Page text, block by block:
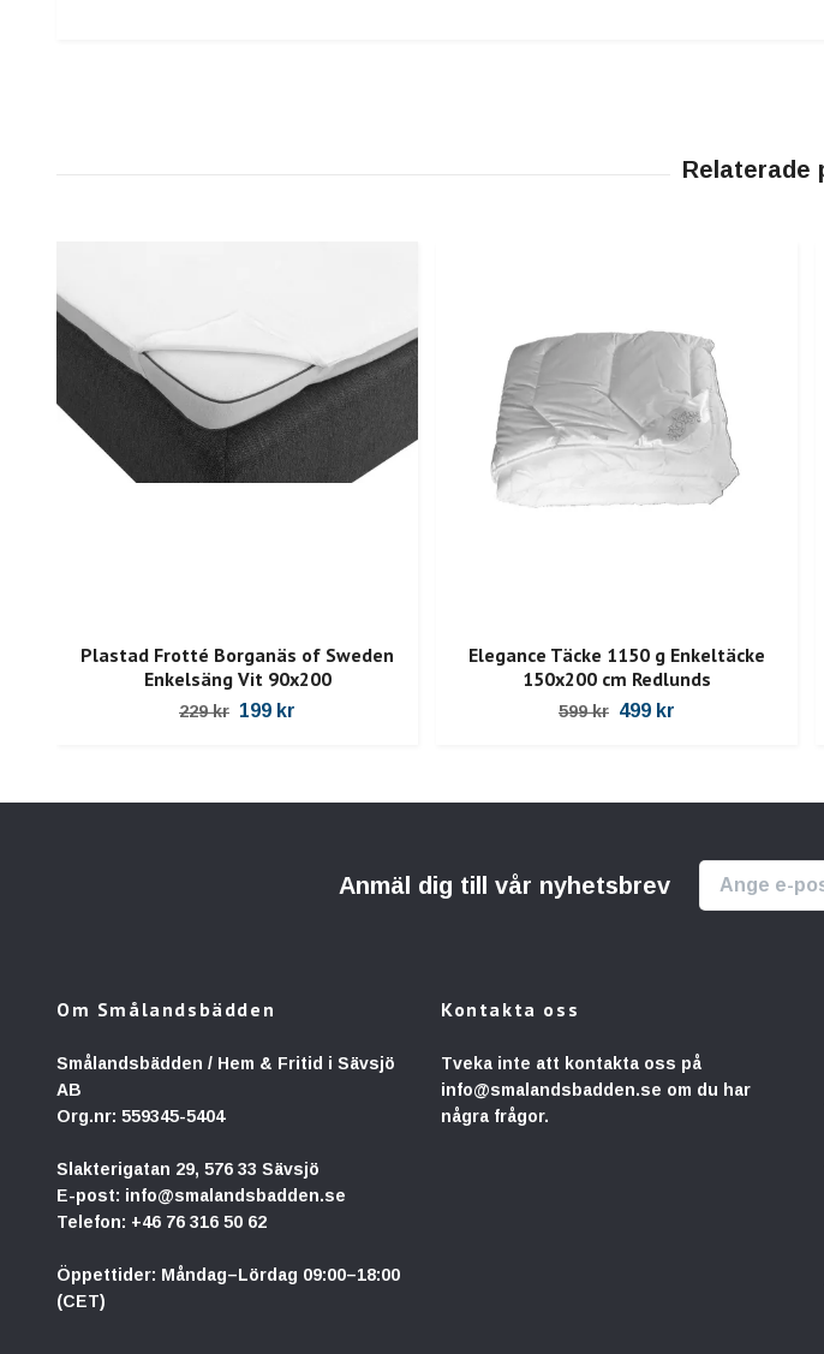
Plastad Frotté Borganäs of Sweden
Enkelsäng Vit 90x200
229 kr 199 kr
Elegance Täcke 1150 g Enkeltäcke
150x200 cm Redlunds
599 kr 499 kr
Anmäl dig till vår nyhetsbrev
Om Smålandsbädden
Smålandsbädden / Hem & Fritid i Sävsjö
AB
Org.nr: 559345-5404
Slakterigatan 29, 576 33 Sävsjö
E-post: info@smalandsbadden.se
Telefon: +46 76 316 50 62
Öppettider: Måndag–Lördag 09:00–18:00
(CET)
Kontakta oss
Tveka inte att kontakta oss på
info@smalandsbadden.se om du har
några frågor.